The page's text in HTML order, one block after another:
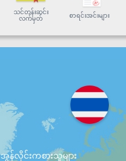
သင်တန်းဆင်း
လက်မှတ်
စာရင်းအင်းများ
အွန်လိုင်းကစားသူများ